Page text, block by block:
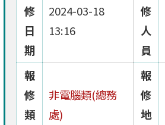
修
日
期
2024-03-18
13:16
修
人
員
報
修
類
非電腦類(總務
處)
報
修
地